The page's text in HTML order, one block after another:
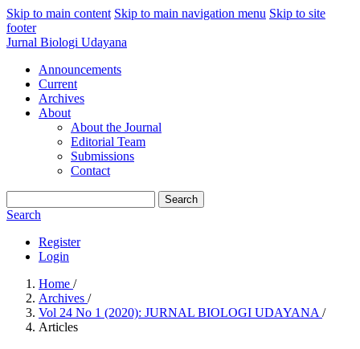
Skip to main content Skip to main navigation menu Skip to site
footer
Jurnal Biologi Udayana
Announcements
Current
Archives
About
About the Journal
Editorial Team
Submissions
Contact
Search
Search
Register
Login
Home /
Archives /
Vol 24 No 1 (2020): JURNAL BIOLOGI UDAYANA /
Articles